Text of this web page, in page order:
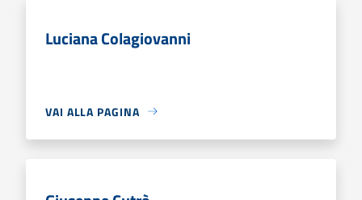
Luciana Colagiovanni
VAI ALLA PAGINA